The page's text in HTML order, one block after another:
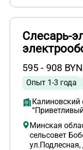
Слесарь-
595 - 908 BYN
Опыт 1-3 года
Калиновский
Минская
сельсовет
ул.Подлесная,